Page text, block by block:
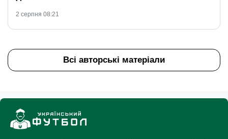
2 серпня 08:21
Всі авторські матеріали